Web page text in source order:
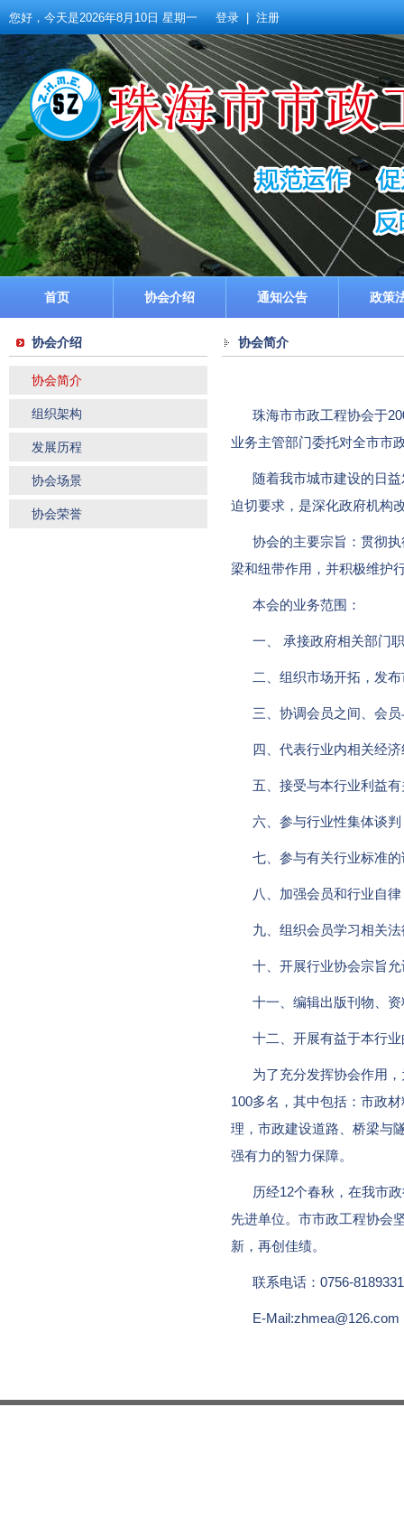
您好，今天是2026年8月10日 星期一 登录 注册
首页 协会介绍 通知公告 政策
协会介绍
协会简介
组织架构
发展历程
协会场景
协会荣誉
协会简介
珠海市市政工程协会于
业务主管部门委托对全市市
随着我市城市建设的日益
迫切要求，是深化政府机构
协会的主要宗旨：贯彻执
梁和纽带作用，并积极维护
本会的业务范围：
一、 承接政府相关部门职
二、组织市场开拓，发布
三、协调会员之间、会员
四、代表行业内相关经济
五、接受与本行业利益有
六、参与行业性集体谈判
七、参与有关行业标准的
八、加强会员和行业自律
九、组织会员学习相关法
十、开展行业协会宗旨允
十一、编辑出版刊物、资
十二、开展有益于本行业
为了充分发挥协会作用，
100多名，其中包括：市政
理，市政建设道路、桥梁与
强有力的智力保障。
历经12个春秋，在我市政
先进单位。市市政工程协会
新，再创佳绩。
联系电话：0756-
E-